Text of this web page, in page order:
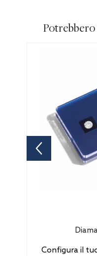
Configura il